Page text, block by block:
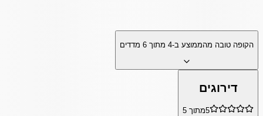
הקופה טובה מהממוצע ב-4 מתוך 6 מדדים
דירוגים
5מתוך 5